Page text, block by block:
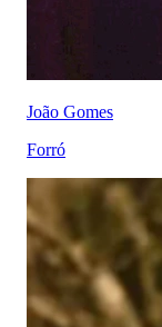
João Gomes
Forró